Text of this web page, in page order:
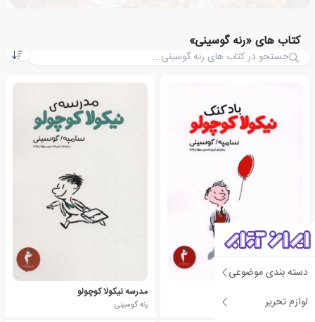
دسته بندی موضوعی
لوازم تحریر
کتاب های «رنه گوسینی»
رنه گوسینی
مدرسه نیکولا کوچولو
رنه گوسینی